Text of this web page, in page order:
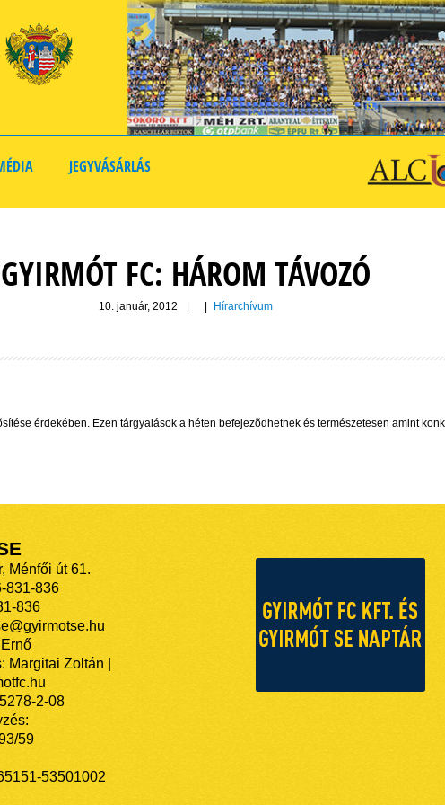
JEGYVÁSÁRLÁS
GYIRMÓT FC: HÁROM TÁVOZÓ
10. január, 2012 Hírarchívum
érdekében. Ezen tárgyalások a héten befejezõdhetnek és természetesen amint
Ménfői út 61.
831-836
836
Margitai Zoltán |
2-08
59
53501002